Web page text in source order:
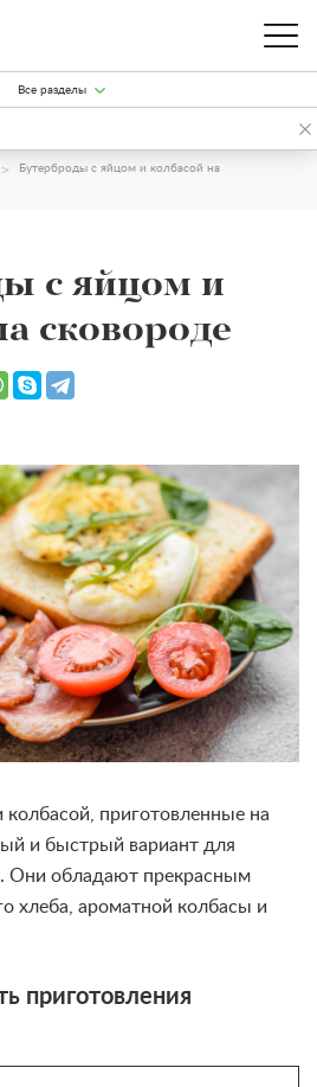
Все разделы
Бутерброды с яйцом и колбасой на
с яйцом и
сковороде
приготовленные на
и быстрый вариант для
Они обладают прекрасным
хлеба, ароматной колбасы и
приготовления